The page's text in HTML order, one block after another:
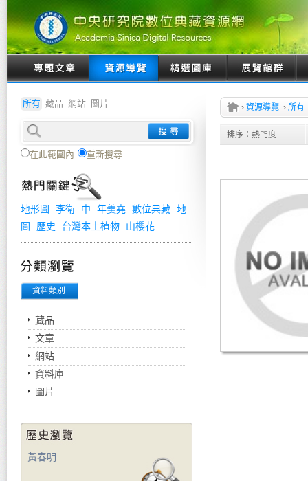
所有 藏品 網站 圖片
在此範圍內 重新搜尋
地形圖 李衛 中 年羹堯 數位典藏 地
圖
歷史 台灣本土植物 山櫻花
資料類別
藏品
文章
網站
資料庫
圖片
黃春明
› 資源導覽 › 所有
排序： 熱門度